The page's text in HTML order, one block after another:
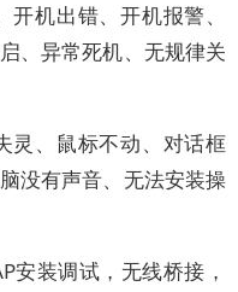
机出错、开机报警、
、异常死机、无规律关
灵、鼠标不动、对话框
没有声音、无法安装操
安装调试，无线桥接，